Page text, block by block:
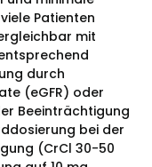
Patienten
mit
durch
(eGFR) oder
Beeinträchtigung
bei der
(CrCl 30-50